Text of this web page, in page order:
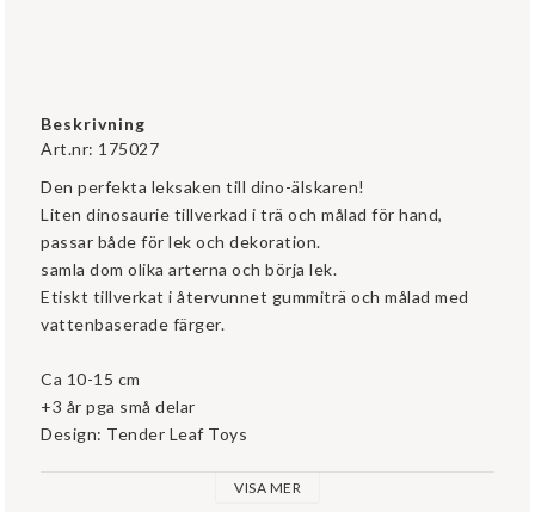
Beskrivning
Art.nr: 175027
Den perfekta leksaken till dino-älskaren!
Liten dinosaurie tillverkad i trä och målad för hand,
passar både för lek och dekoration.
samla dom olika arterna och börja lek.
Etiskt tillverkat i återvunnet gummiträ och målad med
vattenbaserade färger.
Ca 10-15 cm
+3 år pga små delar
Design: Tender Leaf Toys
VISA MER